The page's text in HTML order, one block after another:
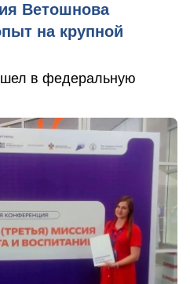
Ветошнова
на крупной
в федеральную